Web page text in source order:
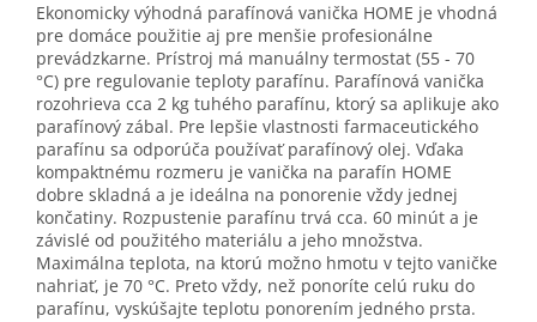
Ekonomicky výhodná parafínová vanička HOME je vhodná
pre domáce použitie aj pre menšie profesionálne
prevádzkarne. Prístroj má manuálny termostat (55 - 70
°C) pre regulovanie teploty parafínu. Parafínová vanička
rozohrieva cca 2 kg tuhého parafínu, ktorý sa aplikuje ako
parafínový zábal. Pre lepšie vlastnosti farmaceutického
parafínu sa odporúča používať parafínový olej. Vďaka
kompaktnému rozmeru je vanička na parafín HOME
dobre skladná a je ideálna na ponorenie vždy jednej
končatiny. Rozpustenie parafínu trvá cca. 60 minút a je
závislé od použitého materiálu a jeho množstva.
Maximálna teplota, na ktorú možno hmotu v tejto vaničke
nahriať, je 70 °C. Preto vždy, než ponoríte celú ruku do
parafínu, vyskúšajte teplotu ponorením jedného prsta.